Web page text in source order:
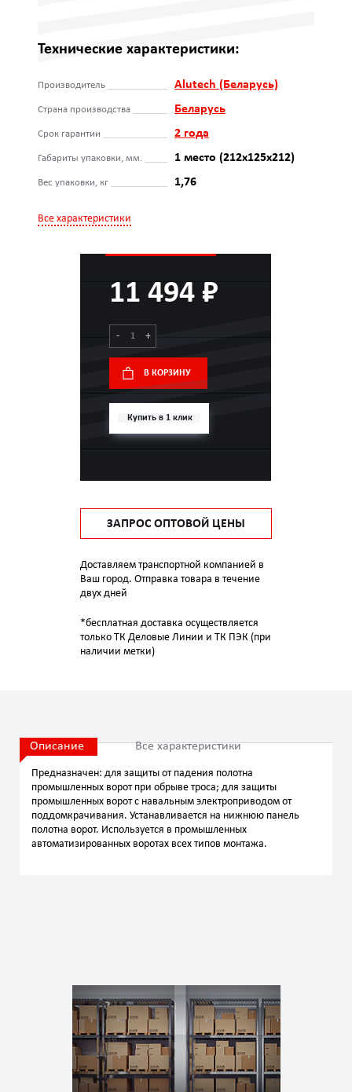
Технические характеристики:
Производитель Alutech (Беларусь)
Страна производства Беларусь
Срок гарантии 2 года
Габариты упаковки, мм. 1 место (212x125x212)
Вес упаковки, кг 1,76
Все характеристики
11 494 ₽
- +
В КОРЗИНУ
Купить в 1 клик
ЗАПРОС ОПТОВОЙ ЦЕНЫ
Доставляем транспортной компанией в
Ваш город. Отправка товара в течение
двух дней
*бесплатная доставка осуществляется
только ТК Деловые Линии и ТК ПЭК (при
наличии метки)
Описание Все характеристики
Предназначен: для защиты от падения полотна
промышленных ворот при обрыве троса; для защиты
промышленных ворот с навальным электроприводом от
поддомкрачивания. Устанавливается на нижнюю панель
полотна ворот. Используется в промышленных
автоматизированных воротах всех типов монтажа.